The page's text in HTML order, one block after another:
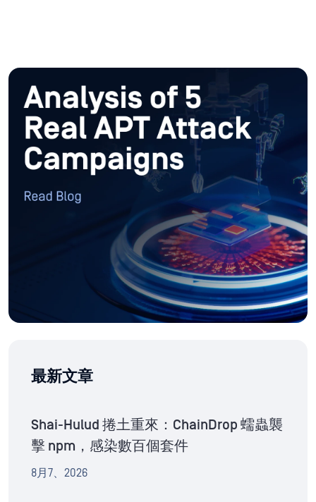
最新文章
Shai-Hulud 捲土重來：ChainDrop 蠕蟲襲
擊 npm，感染數百個套件
8月7、2026